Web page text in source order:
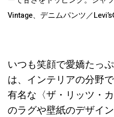
Vintage、デニムパンツ／
いつも笑顔で愛嬌たっ
は、インテリアの分野
有名な〈ザ・リッツ・
のラグや壁紙のデザイ